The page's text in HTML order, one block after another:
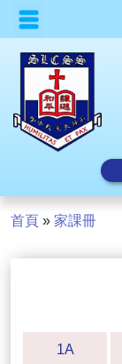
首頁 » 家課冊
1A